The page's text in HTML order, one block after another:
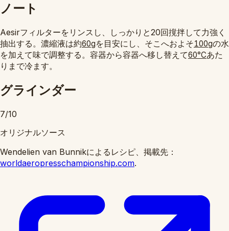
ノート
Aesirフィルターをリンスし、しっかりと20回撹拌して力強く
抽出する。濃縮液は約60gを目安にし、そこへおよそ100gの水
を加えて味で調整する。容器から容器へ移し替えて60°Cあた
りまで冷ます。
グラインダー
7/10
オリジナルソース
Wendelien van Bunnikによるレシピ、掲載先：
worldaeropresschampionship.com.